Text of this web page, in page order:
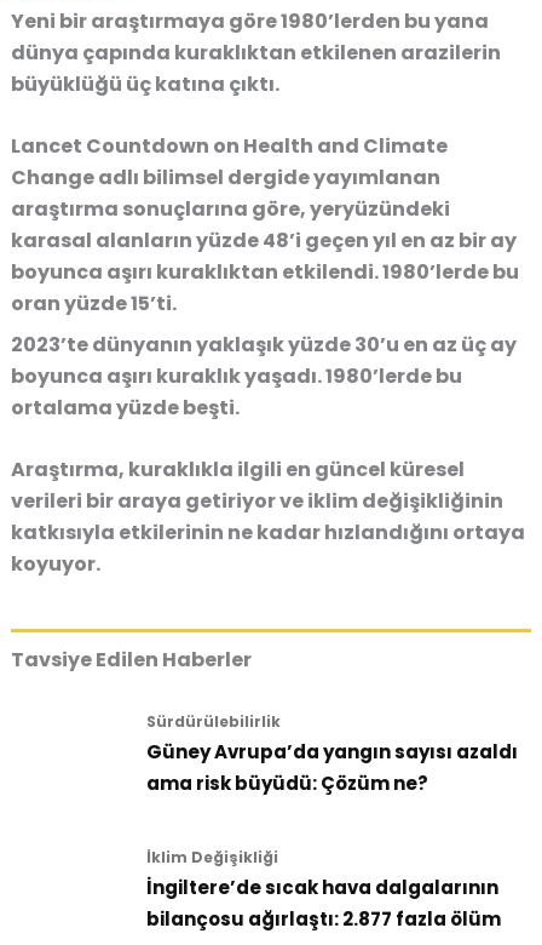
Yeni bir araştırmaya göre 1980’lerden bu yana
dünya çapında kuraklıktan etkilenen arazilerin
büyüklüğü üç katına çıktı.
Lancet Countdown on Health and Climate
Change adlı bilimsel dergide yayımlanan
araştırma sonuçlarına göre, yeryüzündeki
karasal alanların yüzde 48’i geçen yıl en az bir ay
boyunca aşırı kuraklıktan etkilendi. 1980’lerde bu
oran yüzde 15’ti.
2023’te dünyanın yaklaşık yüzde 30’u en az üç ay
boyunca aşırı kuraklık yaşadı. 1980’lerde bu
ortalama yüzde beşti.
Araştırma, kuraklıkla ilgili en güncel küresel
verileri bir araya getiriyor ve iklim değişikliğinin
katkısıyla etkilerinin ne kadar hızlandığını ortaya
koyuyor.
Tavsiye Edilen Haberler
Sürdürülebilirlik
Güney Avrupa’da yangın sayısı azaldı
ama risk büyüdü: Çözüm ne?
İklim Değişikliği
İngiltere’de sıcak hava dalgalarının
bilançosu ağırlaştı: 2.877 fazla ölüm